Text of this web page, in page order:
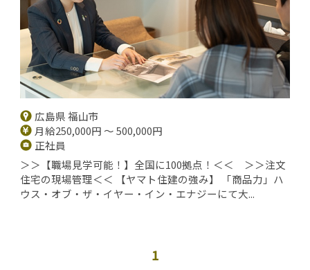
広島県 福山市
月給250,000円 ～ 500,000円
正社員
＞＞【職場見学可能！】全国に100拠点！＜＜ ＞＞注文
住宅の現場管理＜＜ 【ヤマト住建の強み】 「商品力」ハ
ウス・オブ・ザ・イヤー・イン・エナジーにて大...
1